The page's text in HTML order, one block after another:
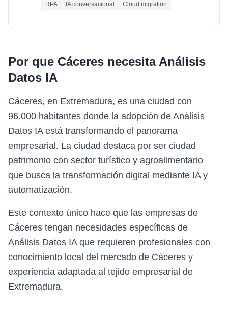
RPA IA conversacional Cloud migration
Por que Cáceres necesita Análisis
Datos IA
Cáceres, en Extremadura, es una ciudad con
96.000 habitantes donde la adopción de Análisis
Datos IA está transformando el panorama
empresarial. La ciudad destaca por ser ciudad
patrimonio con sector turístico y agroalimentario
que busca la transformación digital mediante IA y
automatización.
Este contexto único hace que las empresas de
Cáceres tengan necesidades específicas de
Análisis Datos IA que requieren profesionales con
conocimiento local del mercado de Cáceres y
experiencia adaptada al tejido empresarial de
Extremadura.